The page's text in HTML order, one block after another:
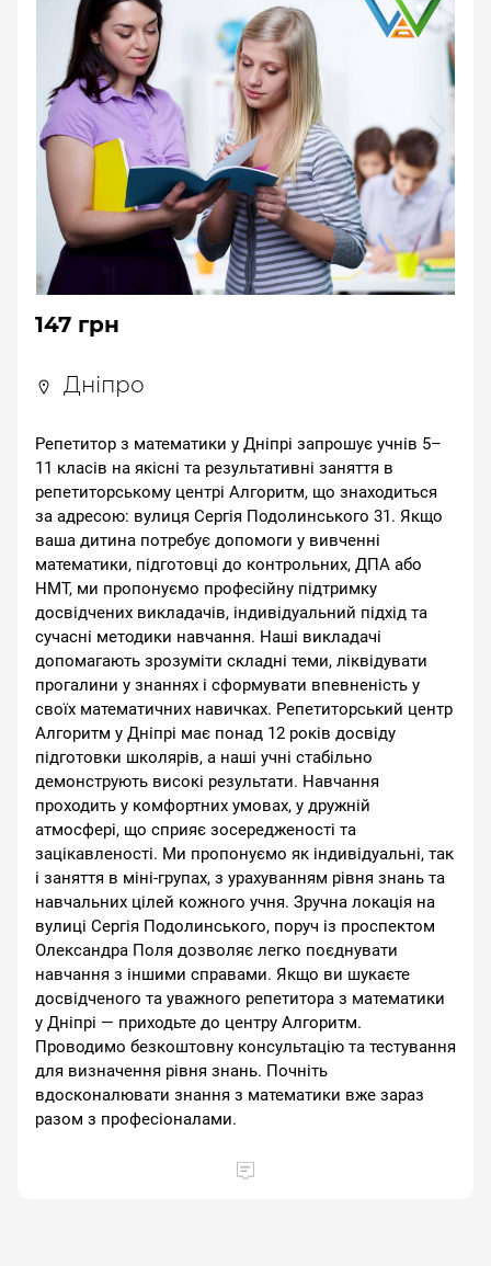
147 грн
Дніпро
Репетитор з математики у Дніпрі запрошує учнів 5–
11 класів на якісні та результативні заняття в
репетиторському центрі Алгоритм, що знаходиться
за адресою: вулиця Сергія Подолинського 31. Якщо
ваша дитина потребує допомоги у вивченні
математики, підготовці до контрольних, ДПА або
НМТ, ми пропонуємо професійну підтримку
досвідчених викладачів, індивідуальний підхід та
сучасні методики навчання. Наші викладачі
допомагають зрозуміти складні теми, ліквідувати
прогалини у знаннях і сформувати впевненість у
своїх математичних навичках. Репетиторський центр
Алгоритм у Дніпрі має понад 12 років досвіду
підготовки школярів, а наші учні стабільно
демонструють високі результати. Навчання
проходить у комфортних умовах, у дружній
атмосфері, що сприяє зосередженості та
зацікавленості. Ми пропонуємо як індивідуальні, так
і заняття в міні-групах, з урахуванням рівня знань та
навчальних цілей кожного учня. Зручна локація на
вулиці Сергія Подолинського, поруч із проспектом
Олександра Поля дозволяє легко поєднувати
навчання з іншими справами. Якщо ви шукаєте
досвідченого та уважного репетитора з математики
у Дніпрі — приходьте до центру Алгоритм.
Проводимо безкоштовну консультацію та тестування
для визначення рівня знань. Почніть
вдосконалювати знання з математики вже зараз
разом з професіоналами.